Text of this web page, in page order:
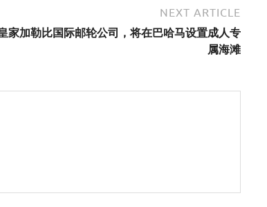
NEXT ARTICLE
家加勒比国际邮轮公司，将在巴哈马设置成人专
属海滩